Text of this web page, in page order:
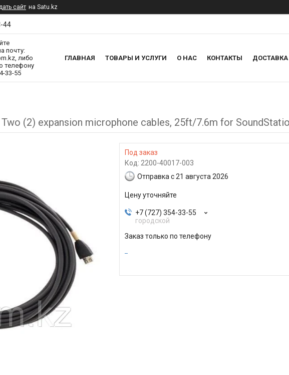
сайт на Satu.kz
44
почту:
либо
телефону
33-55
ГЛАВНАЯ ТОВАРЫ И УСЛУГИ О НАС КОНТАКТЫ
(2) expansion microphone cables, 25ft/7.6m for
Под заказ
Код: 2200-40017-003
Отправка с 21 августа 2026
Цену уточняйте
+7 (727) 354-33-55
городской
Заказ только по телефону